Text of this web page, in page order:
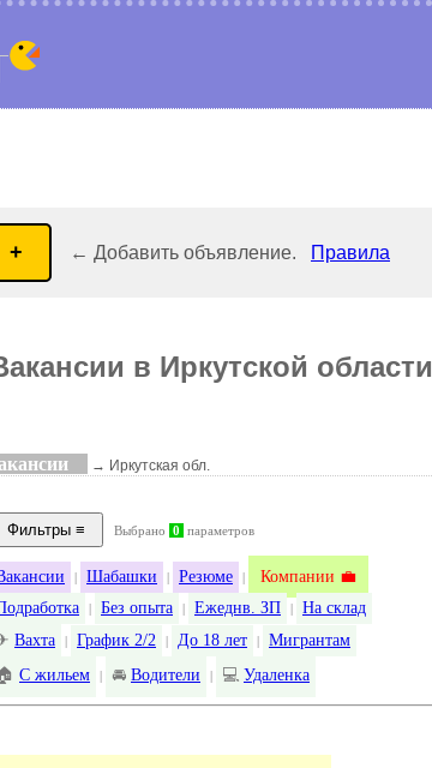
← Добавить объявление. Правила
в Иркутской области
→ Иркутская обл.
Выбрано 0 параметров
| Шабашки | Резюме |
Компании 💼
| Без опыта | Ежеднв. ЗП |
На склад
Вахта | График 2/2 | До 18 лет |
Мигрантам
С жильем | 🚘 Водители | 💻 Удаленка